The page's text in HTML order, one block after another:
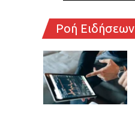
Ροή Ειδήσεων